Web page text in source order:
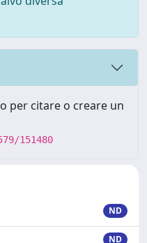
per citare o creare un
151480
ND
ND